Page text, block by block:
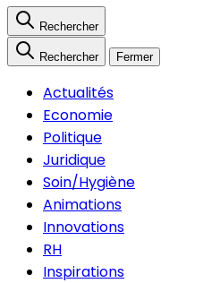
Rechercher
Rechercher Fermer
Actualités
Economie
Politique
Juridique
Soin/Hygiène
Animations
Innovations
RH
Inspirations